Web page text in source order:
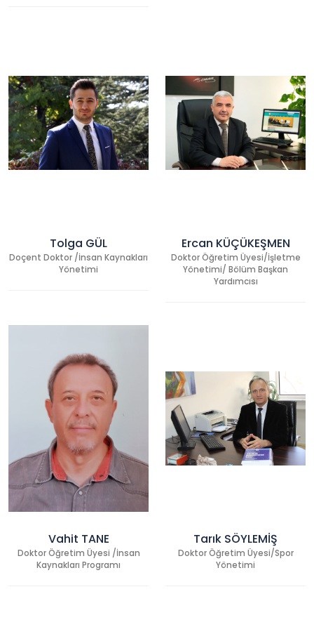
Tolga GÜL
Doçent Doktor /İnsan Kaynakları
Yönetimi
Ercan KÜÇÜKEŞMEN
Doktor Öğretim Üyesi/İşletme
Yönetimi/ Bölüm Başkan
Yardımcısı
Vahit TANE
Doktor Öğretim Üyesi /İnsan
Kaynakları Programı
Tarık SÖYLEMİŞ
Doktor Öğretim Üyesi/Spor
Yönetimi